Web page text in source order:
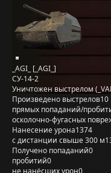
_AGI_ [_AGI_]
СУ-14-2
Уничтожен выстрелом
Произведено выстрелов10
прямых попаданий/
осколочно-фугасных
Нанесение урона1374
с дистанции свыше 300 м
Получено попаданий0
пробитий0
не нанёсших урон0